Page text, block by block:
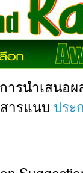
ารนำเสนอ
ารแนบ ประ